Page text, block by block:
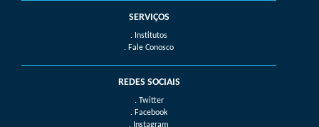
SERVIÇOS
. Institutos
. Fale Conosco
REDES SOCIAIS
. Twitter
. Facebook
. Instagram